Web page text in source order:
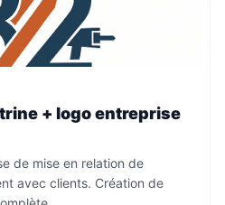
+ logo entreprise
de mise en relation de
avec clients. Création de